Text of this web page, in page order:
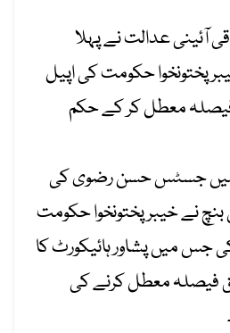
آئینی عدالت نے پہلا
حکومت کی اپیل
معطل کر کے حکم
میں جسٹس حسن رضویکی
بنچ نےخیبرپختونخواحکومت
جس میں پشاورہائیکورٹکا
فیصلہ معطلکرنےکی